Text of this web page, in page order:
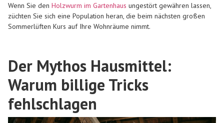
Wenn Sie den Holzwurm im Gartenhaus ungestört gewähren lassen,
züchten Sie sich eine Population heran, die beim nächsten großen
Sommerlüften Kurs auf Ihre Wohnräume nimmt.
Der Mythos Hausmittel:
Warum billige Tricks
fehlschlagen